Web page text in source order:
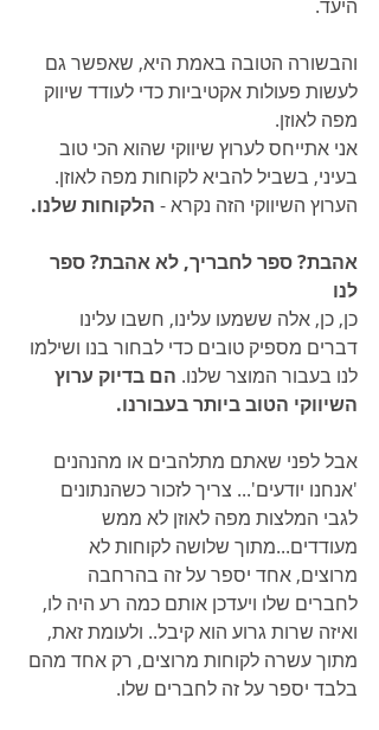
היעד.
והבשורה הטובה באמת היא, שאפשר גם
לעשות פעולות אקטיביות כדי לעודד שיווק
מפה לאוזן.
אני אתייחס לערוץ שיווקי שהוא הכי טוב
בעיני, בשביל להביא לקוחות מפה לאוזן.
הערוץ השיווקי הזה נקרא - הלקוחות שלנו.
אהבת? ספר לחבריך, לא אהבת? ספר
לנו
כן, כן, אלה ששמעו עלינו, חשבו עלינו
דברים מספיק טובים כדי לבחור בנו ושילמו
לנו בעבור המוצר שלנו. הם בדיוק ערוץ
השיווקי הטוב ביותר בעבורנו.
אבל לפני שאתם מתלהבים או מהנהנים
'אנחנו יודעים'... צריך לזכור כשהנתונים
לגבי המלצות מפה לאוזן לא ממש
מעודדים...מתוך שלושה לקוחות לא
מרוצים, אחד יספר על זה בהרחבה
לחברים שלו ויעדכן אותם כמה רע היה לו,
ואיזה שרות גרוע הוא קיבל.. ולעומת זאת,
מתוך עשרה לקוחות מרוצים, רק אחד מהם
בלבד יספר על זה לחברים שלו.